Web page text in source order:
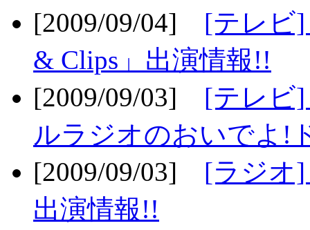
[2009/09/04] [テレビ]
& Clips」出演情報!!
[2009/09/03] [テレビ
ルラジオのおいでよ!
[2009/09/03] [ラジオ]
出演情報!!